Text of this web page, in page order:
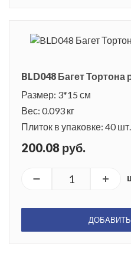
BLD048 Багет
Размер: 3*15 см
Вес: 0.093 кг
Плиток в упаковке: 40 шт.
200.08 руб.